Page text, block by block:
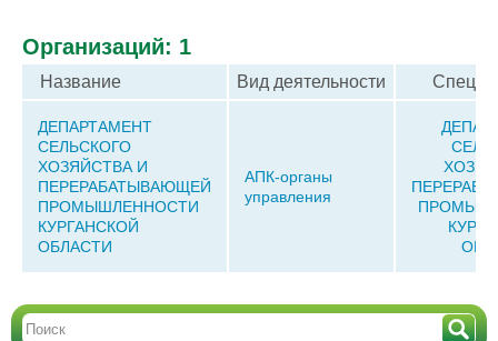
Организаций: 1
Название Вид деятельности
ДЕПАРТАМЕНТ
СЕЛЬСКОГО
ХОЗЯЙСТВА И
ПЕРЕРАБАТЫВАЮЩЕЙ
ПРОМЫШЛЕННОСТИ
КУРГАНСКОЙ
ОБЛАСТИ
АПК-органы
управления